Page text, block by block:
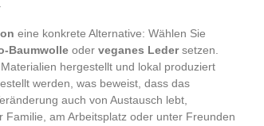
eine konkrete Alternative: Wählen Sie
Baumwolle oder veganes Ledersetzen.
hergestellt und lokal produziert
werden, was beweist, dass das
auch von Austausch lebt,
am Arbeitsplatz oder unter Freunden